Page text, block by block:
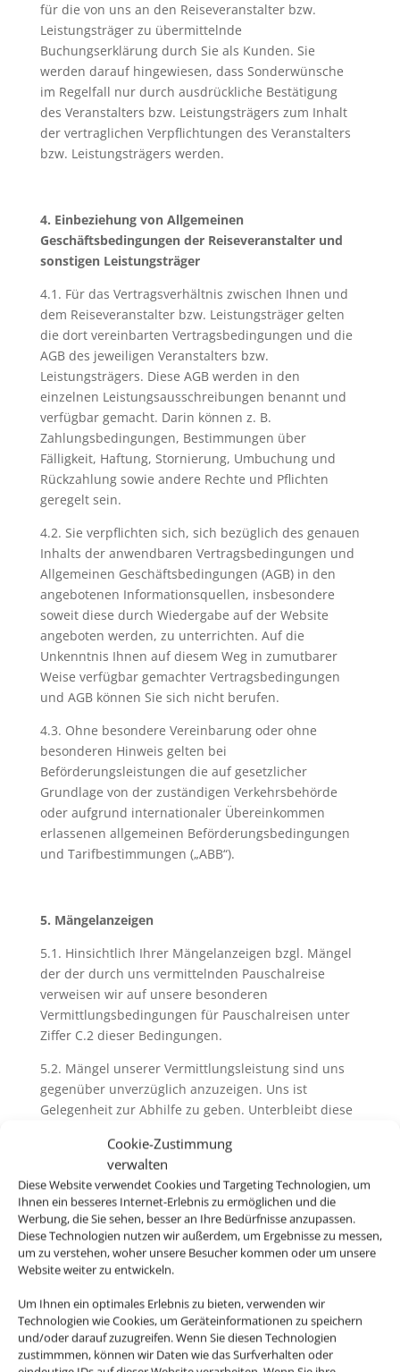
Cookie-Zustimmung
verwalten
Diese Website verwendet Cookies und Targeting Technologien, um
Ihnen ein besseres Internet-Erlebnis zu ermöglichen und die
Werbung, die Sie sehen, besser an Ihre Bedürfnisse anzupassen.
Diese Technologien nutzen wir außerdem, um Ergebnisse zu messen,
um zu verstehen, woher unsere Besucher kommen oder um unsere
Website weiter zu entwickeln.
Um Ihnen ein optimales Erlebnis zu bieten, verwenden wir
Technologien wie Cookies, um Geräteinformationen zu speichern
und/oder darauf zuzugreifen. Wenn Sie diesen Technologien
zustimmmen, können wir Daten wie das Surfverhalten oder
für die von uns an den Reiseveranstalter bzw.
Leistungsträger zu übermittelnde
Buchungserklärung durch Sie als Kunden. Sie
werden darauf hingewiesen, dass Sonderwünsche
im Regelfall nur durch ausdrückliche Bestätigung
des Veranstalters bzw. Leistungsträgers zum Inhalt
der vertraglichen Verpflichtungen des Veranstalters
bzw. Leistungsträgers werden.
4. Einbeziehung von Allgemeinen
Geschäftsbedingungen der Reiseveranstalter und
sonstigen Leistungsträger
4.1. Für das Vertragsverhältnis zwischen Ihnen und
dem Reiseveranstalter bzw. Leistungsträger gelten
die dort vereinbarten Vertragsbedingungen und die
AGB des jeweiligen Veranstalters bzw.
Leistungsträgers. Diese AGB werden in den
einzelnen Leistungsausschreibungen benannt und
verfügbar gemacht. Darin können z. B.
Zahlungsbedingungen, Bestimmungen über
Fälligkeit, Haftung, Stornierung, Umbuchung und
Rückzahlung sowie andere Rechte und Pflichten
geregelt sein.
4.2. Sie verpflichten sich, sich bezüglich des genauen
Inhalts der anwendbaren Vertragsbedingungen und
Allgemeinen Geschäftsbedingungen (AGB) in den
angebotenen Informationsquellen, insbesondere
soweit diese durch Wiedergabe auf der Website
angeboten werden, zu unterrichten. Auf die
Unkenntnis Ihnen auf diesem Weg in zumutbarer
Weise verfügbar gemachter Vertragsbedingungen
und AGB können Sie sich nicht berufen.
4.3. Ohne besondere Vereinbarung oder ohne
besonderen Hinweis gelten bei
Beförderungsleistungen die auf gesetzlicher
Grundlage von der zuständigen Verkehrsbehörde
oder aufgrund internationaler Übereinkommen
erlassenen allgemeinen Beförderungsbedingungen
und Tarifbestimmungen („ABB“).
5. Mängelanzeigen
5.1. Hinsichtlich Ihrer Mängelanzeigen bzgl. Mängel
der der durch uns vermittelnden Pauschalreise
verweisen wir auf unsere besonderen
Vermittlungsbedingungen für Pauschalreisen unter
Ziffer C.2 dieser Bedingungen.
5.2. Mängel unserer Vermittlungsleistung sind uns
gegenüber unverzüglich anzuzeigen. Uns ist
Gelegenheit zur Abhilfe zu geben. Unterbleibt diese
des Kunden aus dem Vermittlungsvertrag, soweit
eine zumutbare Abhilfe durch uns möglich gewesen
wäre. Unberührt bleiben Ansprüche aus deliktischer
Haftung.
6. Pass-, Visa und gesundheitspolizeiliche
Formalitäten
6.1. Bei der Buchung von Pauschalreisen werden Sie
von uns und ggfs. vom Reiseveranstalter über